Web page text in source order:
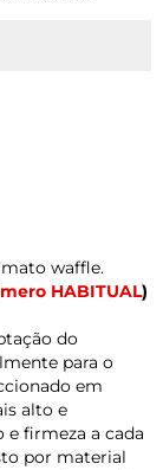
waffle.
HABITUAL)
do
para o
em
alto e
firmeza a cada
por material